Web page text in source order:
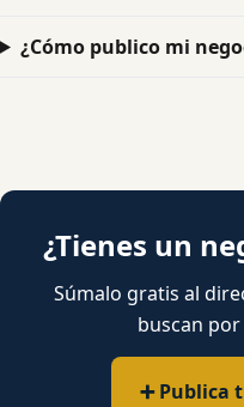
¿Cómo publico mi
¿Tienes un
Súmalo gratis al
buscan
➕ Publica